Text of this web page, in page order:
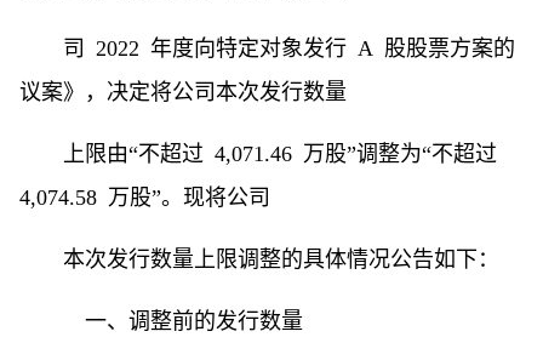
司 2022 年度向特定对象发行 A 股股票方案的
议案》，决定将公司本次发行数量
上限由“不超过 4,071.46 万股”调整为“不超过
4,074.58 万股”。现将公司
本次发行数量上限调整的具体情况公告如下：
一、调整前的发行数量